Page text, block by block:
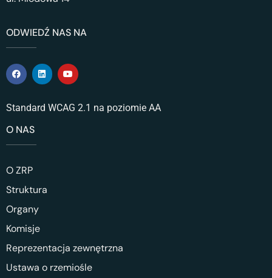
ODWIEDŹ NAS NA
Standard WCAG 2.1 na poziomie AA
O NAS
O ZRP
Struktura
Organy
Komisje
Reprezentacja zewnętrzna
Ustawa o rzemiośle